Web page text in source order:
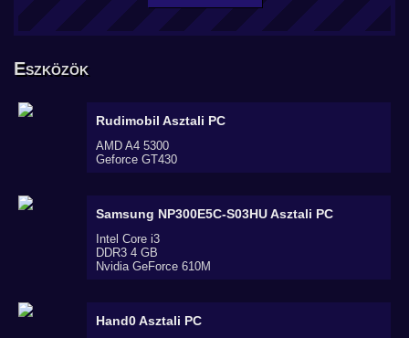
Eszközök
Rudimobil Asztali PC
AMD A4 5300
Geforce GT430
Samsung NP300E5C-S03HUAsztali PC
Intel Core i3
DDR3 4 GB
Nvidia GeForce 610M
Hand0Asztali PC